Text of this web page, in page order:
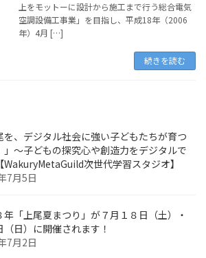
上をモットーに設計から施工まで行う総合電気
空調設備工事業」を目指し、平成18年（2006
年）4月 […]
続きを読む
を、デジタル社会に強い子どもたちが育つ
」〜子どもの探究心や創造力をデジタルで
WakuryMetaGuild次世代学習スタジオ】
7月5日
年「上尾夏まつり」が７月１８日（土）・
（日）に開催されます！
7月2日